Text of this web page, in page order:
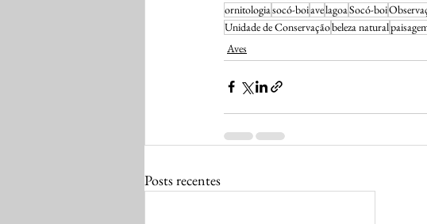
ornitologiasocó-boiavelagoaSocó-boi
Unidade de Conservaçãobeleza natural
Aves
Posts recentes